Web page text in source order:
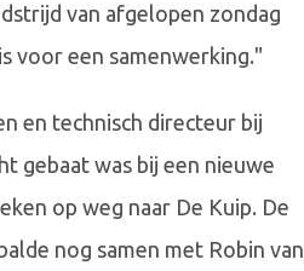
van afgelopen zondag
voor een samenwerking."
en technisch directeur bij
gebaat was bij een nieuwe
op weg naar De Kuip. De
nog samen met Robin van